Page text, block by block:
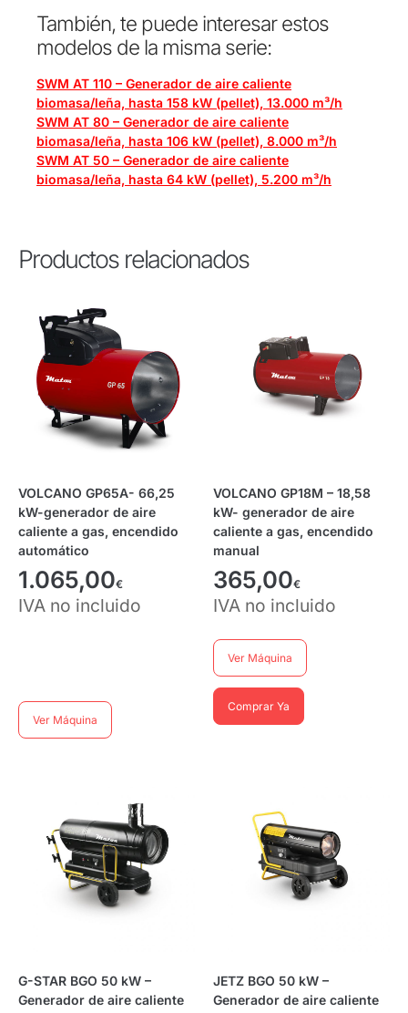
También, te puede interesar estos
modelos de la misma serie:
SWM AT 110 – Generador de aire caliente
biomasa/leña, hasta 158 kW (pellet), 13.000 m³/h
SWM AT 80 – Generador de aire caliente
biomasa/leña, hasta 106 kW (pellet), 8.000 m³/h
SWM AT 50 – Generador de aire caliente
biomasa/leña, hasta 64 kW (pellet), 5.200 m³/h
Productos relacionados
VOLCANO GP65A- 66,25
kW-generador de aire
caliente a gas, encendido
automático
1.065,00€
IVA no incluido
Ver Máquina
VOLCANO GP18M – 18,58
kW- generador de aire
caliente a gas, encendido
manual
365,00€
IVA no incluido
Ver Máquina
Comprar Ya
G-STAR BGO 50 kW –
Generador de aire caliente
JETZ BGO 50 kW –
Generador de aire caliente